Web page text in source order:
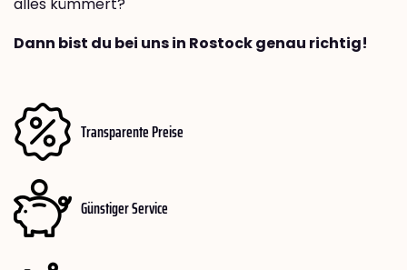
alles kümmert?
Dann bist du bei uns in Rostock genau richtig!
Transparente Preise
Günstiger Service